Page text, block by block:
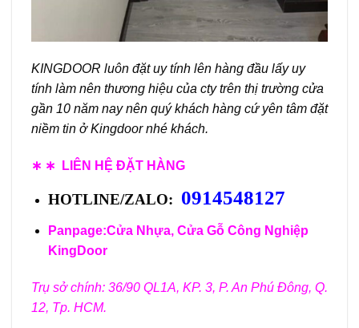
KINGDOOR luôn đặt uy tính lên hàng đầu lấy uy
tính làm nên thương hiệu của cty trên thị trường cửa
gần 10 năm nay nên quý khách hàng cứ yên tâm đặt
niềm tin ở Kingdoor nhé khách.
∗ ∗ LIÊN HỆ ĐẶT HÀNG
HOTLINE/ZALO: 0914548127
Panpage:Cửa Nhựa, Cửa Gỗ Công Nghiệp
KingDoor
Trụ sở chính: 36/90 QL1A, KP. 3, P. An Phú Đông, Q.
12, Tp. HCM.